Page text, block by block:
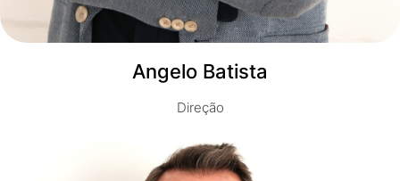
Angelo Batista
Direção